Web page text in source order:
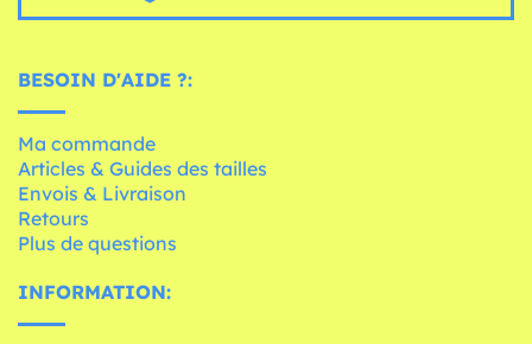
BESOIN D'AIDE ?:
Ma commande
Articles & Guides des tailles
Envois & Livraison
Retours
Plus de questions
INFORMATION: